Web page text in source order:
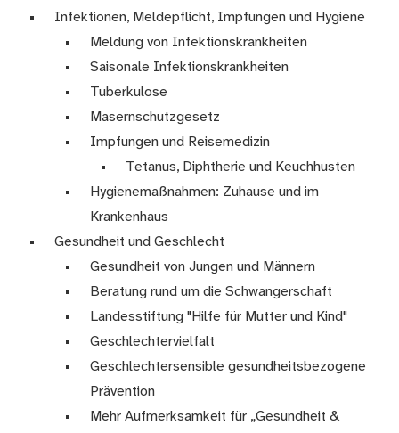
Infektionen, Meldepflicht, Impfungen und Hygiene
Meldung von Infektionskrankheiten
Saisonale Infektionskrankheiten
Tuberkulose
Masernschutzgesetz
Impfungen und Reisemedizin
Tetanus, Diphtherie und Keuchhusten
Hygienemaßnahmen: Zuhause und im
Krankenhaus
Gesundheit und Geschlecht
Gesundheit von Jungen und Männern
Beratung rund um die Schwangerschaft
Landesstiftung "Hilfe für Mutter und Kind"
Geschlechtervielfalt
Geschlechtersensible gesundheitsbezogene
Prävention
Mehr Aufmerksamkeit für „Gesundheit &